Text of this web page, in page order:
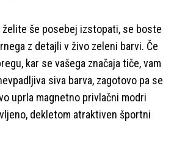
še posebej izstopati, se boste
z detajli v živo zeleni barvi. Če
kar se vašega značaja tiče, vam
siva barva, zagotovo pa se
uprla magnetno privlačni modri
dekletom atraktiven športni